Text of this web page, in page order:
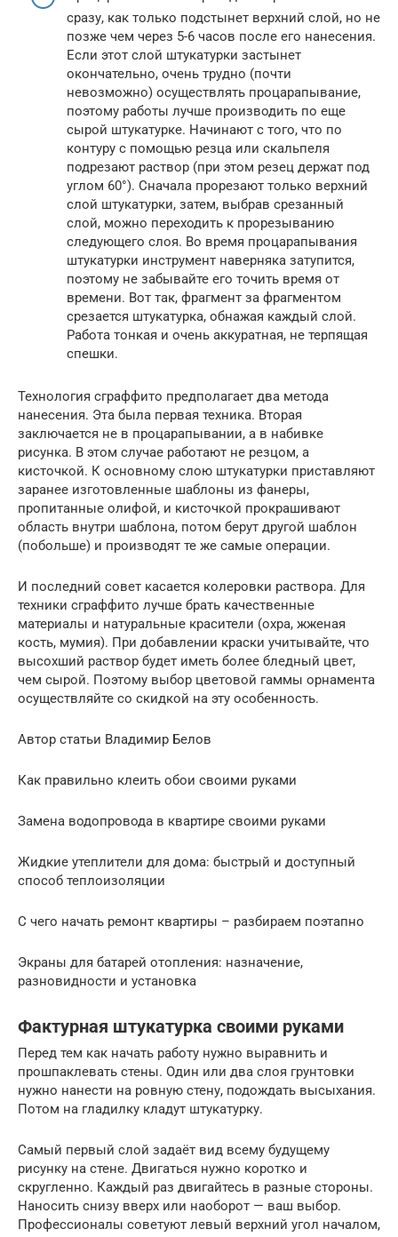
сразу, как только подстынет верхний слой, но не
позже чем через 5-6 часов после его нанесения.
Если этот слой штукатурки застынет
окончательно, очень трудно (почти
невозможно) осуществлять процарапывание,
поэтому работы лучше производить по еще
сырой штукатурке. Начинают с того, что по
контуру с помощью резца или скальпеля
подрезают раствор (при этом резец держат под
углом 60°). Сначала прорезают только верхний
слой штукатурки, затем, выбрав срезанный
слой, можно переходить к прорезыванию
следующего слоя. Во время процарапывания
штукатурки инструмент наверняка затупится,
поэтому не забывайте его точить время от
времени. Вот так, фрагмент за фрагментом
срезается штукатурка, обнажая каждый слой.
Работа тонкая и очень аккуратная, не терпящая
спешки.
Технология сграффито предполагает два метода
нанесения. Эта была первая техника. Вторая
заключается не в процарапывании, а в набивке
рисунка. В этом случае работают не резцом, а
кисточкой. К основному слою штукатурки приставляют
заранее изготовленные шаблоны из фанеры,
пропитанные олифой, и кисточкой прокрашивают
область внутри шаблона, потом берут другой шаблон
(побольше) и производят те же самые операции.
И последний совет касается колеровки раствора. Для
техники сграффито лучше брать качественные
материалы и натуральные красители (охра, жженая
кость, мумия). При добавлении краски учитывайте, что
высохший раствор будет иметь более бледный цвет,
чем сырой. Поэтому выбор цветовой гаммы орнамента
осуществляйте со скидкой на эту особенность.
Автор статьи Владимир Белов
Как правильно клеить обои своими руками
Замена водопровода в квартире своими руками
Жидкие утеплители для дома: быстрый и доступный
способ теплоизоляции
С чего начать ремонт квартиры – разбираем поэтапно
Экраны для батарей отопления: назначение,
разновидности и установка
Фактурная штукатурка своими руками
Перед тем как начать работу нужно выравнить и
прошпаклевать стены. Один или два слоя грунтовки
нужно нанести на ровную стену, подождать высыхания.
Потом на гладилку кладут штукатурку.
Самый первый слой задаёт вид всему будущему
рисунку на стене. Двигаться нужно коротко и
скругленно. Каждый раз двигайтесь в разные стороны.
Наносить снизу вверх или наоборот — ваш выбор.
Профессионалы советуют левый верхний угол началом,